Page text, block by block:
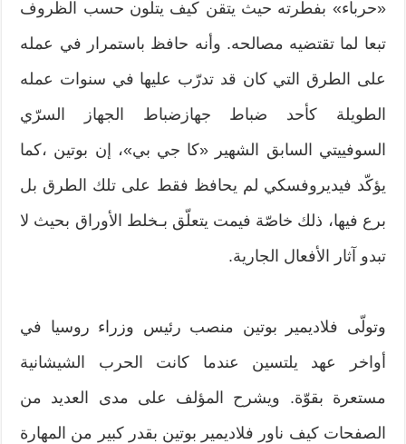
«حرباء» بفطرته حيث يتقن كيف يتلّون حسب الظروف
تبعا لما تقتضيه مصالحه. وأنه حافظ باستمرار في عمله
على الطرق التي كان قد تدرّب عليها في سنوات عمله
الطويلة كأحد ضباط جهازضباط الجهاز السرّي
السوفييتي السابق الشهير «كا جي بي»، إن بوتين ،كما
يؤكّد فيديروفسكي لم يحافظ فقط على تلك الطرق بل
برع فيها، ذلك خاصّة فيمت يتعلّق بـخلط الأوراق بحيث لا
تبدو آثار الأفعال الجارية.
وتولّى فلاديمير بوتين منصب رئيس وزراء روسيا في
أواخر عهد يلتسين عندما كانت الحرب الشيشانية
مستعرة بقوّة. ويشرح المؤلف على مدى العديد من
الصفحات كيف ناور فلاديمير بوتين بقدر كبير من المهارة